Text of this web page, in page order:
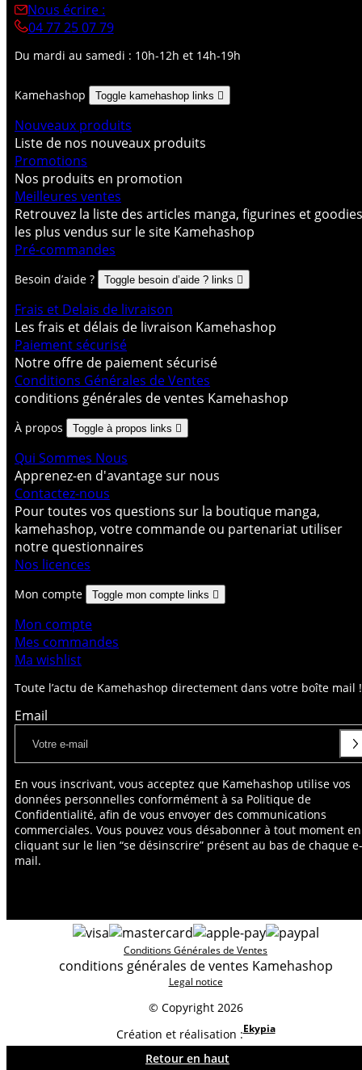
Toute l’actu de Kamehashop directement dans votre boîte mail !
Email
En vous inscrivant, vous acceptez que Kamehashop utilise vos
données personnelles conformément à sa Politique de
Confidentialité, afin de vous envoyer des communications
commerciales. Vous pouvez vous désabonner à tout moment en
cliquant sur le lien “se désinscrire” présent au bas de chaque e-
mail.
Nous écrire :
04 77 25 07 79
Du mardi au samedi : 10h-12h et 14h-19h
Kamehashop Toggle kamehashop links 
Nouveaux produits
Liste de nos nouveaux produits
Promotions
Nos produits en promotion
Meilleures ventes
Retrouvez la liste des articles manga, figurines et goodies
les plus vendus sur le site Kamehashop
Pré-commandes
Besoin d’aide ? Toggle besoin d’aide ? links 
Frais et Delais de livraison
Les frais et délais de livraison Kamehashop
Paiement sécurisé
Notre offre de paiement sécurisé
Conditions Générales de Ventes
conditions générales de ventes Kamehashop
À propos Toggle à propos links 
Qui Sommes Nous
Apprenez-en d'avantage sur nous
Contactez-nous
Pour toutes vos questions sur la boutique manga,
kamehashop, votre commande ou partenariat utiliser
notre questionnaires
Nos licences
Mon compte Toggle mon compte links 
Mon compte
Mes commandes
Ma wishlist
© Copyright 2026
Conditions Générales de Ventes
conditions générales de ventes Kamehashop
Legal notice
Création et réalisation :Ekypia
Retour en haut